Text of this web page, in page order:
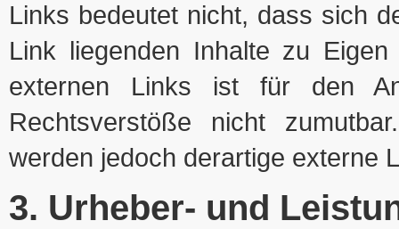
Links bedeutet nicht, dass sich
Link liegenden Inhalte zu
externen Links ist für den
Rechtsverstöße nicht
werden jedoch derartige externe
3. Urheber- und